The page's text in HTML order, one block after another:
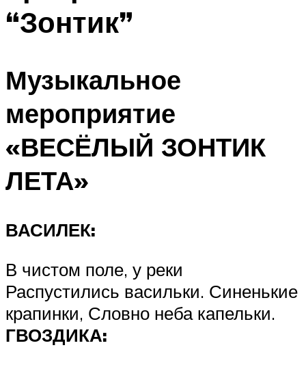
“Зонтик”
Музыкальное
мероприятие
«ВЕСЁЛЫЙ ЗОНТИК
ЛЕТА»
ВАСИЛЕК:
В чистом поле, у реки
Распустились васильки. Синенькие
крапинки, Словно неба капельки.
ГВОЗДИКА: